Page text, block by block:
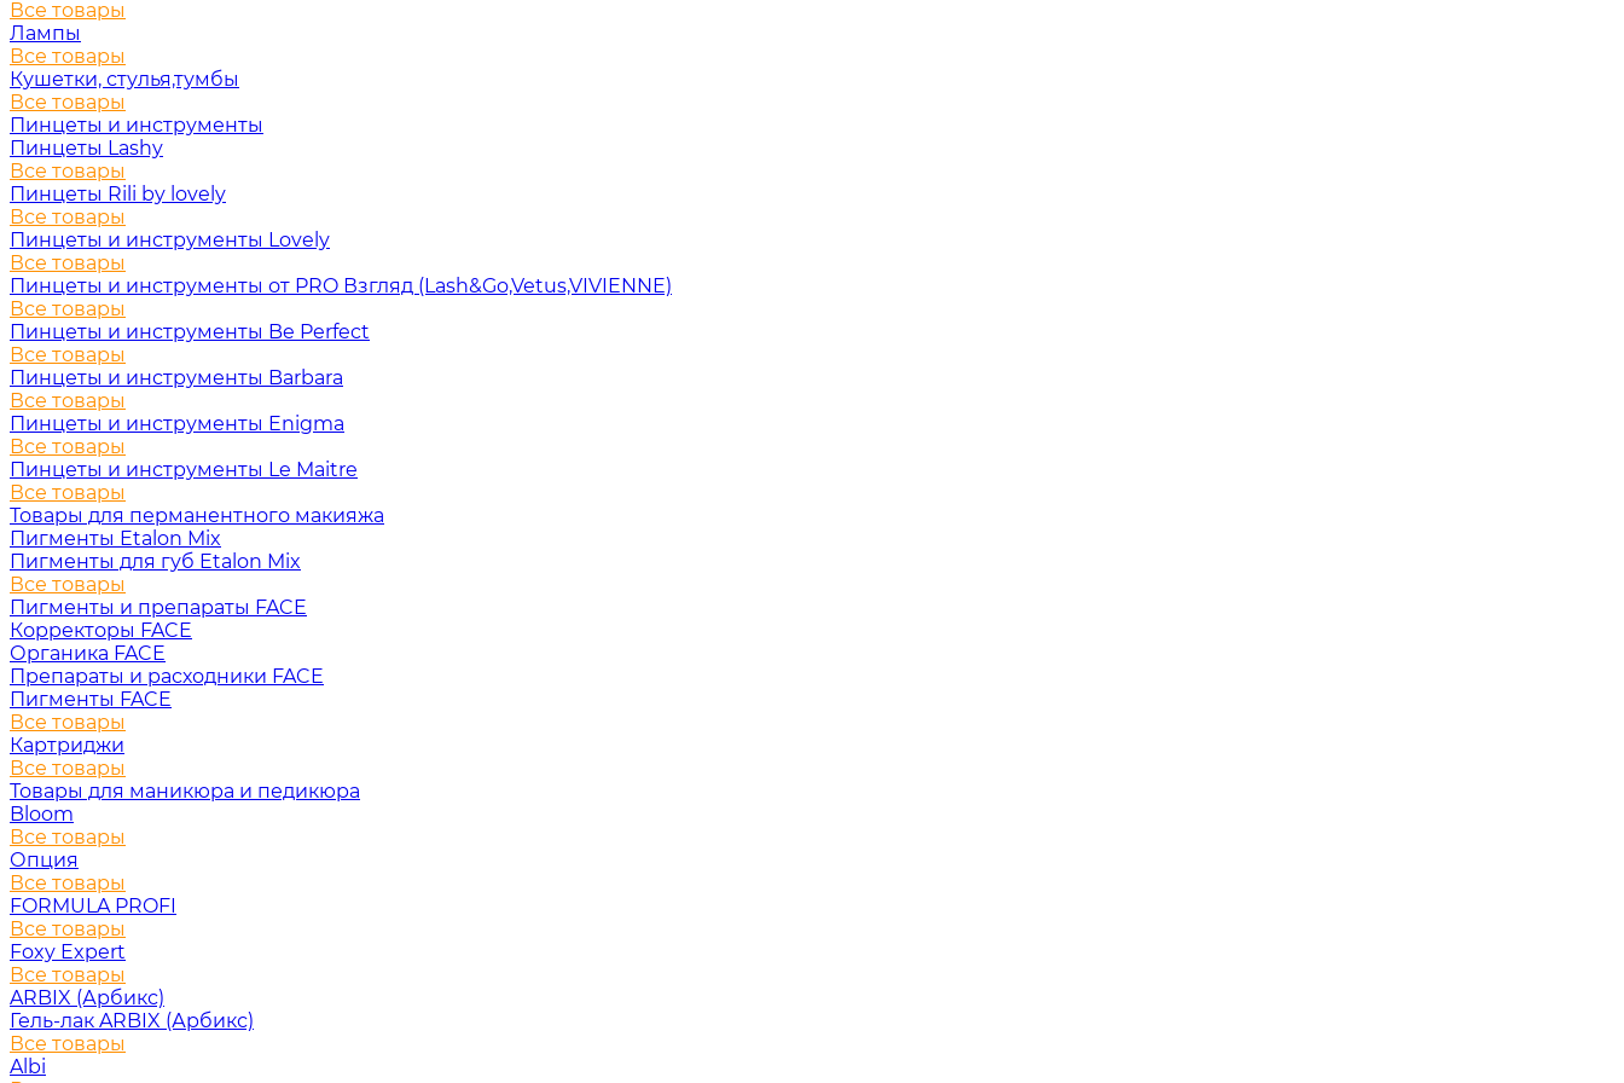
Все товары
Лампы
Все товары
Кушетки, стулья,тумбы
Все товары
Пинцеты и инструменты
Пинцеты Lashy
Все товары
Пинцеты Rili by lovely
Все товары
Пинцеты и инструменты Lovely
Все товары
Пинцеты и инструменты от PRO Взгляд (Lash&Go,Vetus,VIVIENNE)
Все товары
Пинцеты и инструменты Be Perfect
Все товары
Пинцеты и инструменты Barbara
Все товары
Пинцеты и инструменты Enigma
Все товары
Пинцеты и инструменты Le Maitre
Все товары
Товары для перманентного макияжа
Пигменты Etalon Mix
Пигменты для губ Etalon Mix
Все товары
Пигменты и препараты FACE
Корректоры FACE
Органика FACE
Препараты и расходники FACE
Пигменты FACE
Все товары
Картриджи
Все товары
Товары для маникюра и педикюра
Bloom
Все товары
Опция
Все товары
FORMULA PROFI
Все товары
Foxy Expert
Все товары
ARBIX (Арбикс)
Гель-лак ARBIX (Арбикс)
Все товары
Albi